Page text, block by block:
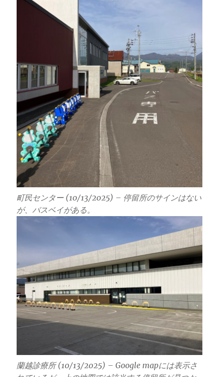
町民センター (10/13/2025) – 停留所のサインはない
が、バスベイがある。
蘭越診療所 (10/13/2025) – Google mapには表示さ